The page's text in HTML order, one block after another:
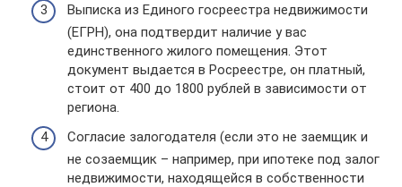
Выписка из Единого госреестра недвижимости
(ЕГРН), она подтвердит наличие у вас
единственного жилого помещения. Этот
документ выдается в Росреестре, он платный,
стоит от 400 до 1800 рублей в зависимости от
региона.
Согласие залогодателя (если это не заемщик и
не созаемщик – например, при ипотеке под залог
недвижимости, находящейся в собственности